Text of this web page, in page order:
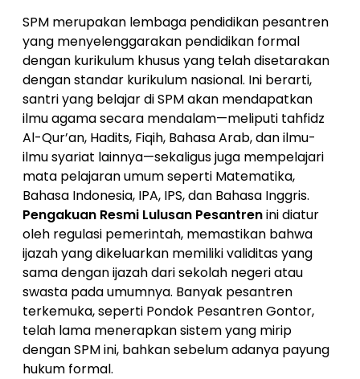
SPM merupakan lembaga pendidikan pesantren
yang menyelenggarakan pendidikan formal
dengan kurikulum khusus yang telah disetarakan
dengan standar kurikulum nasional. Ini berarti,
santri yang belajar di SPM akan mendapatkan
ilmu agama secara mendalam—meliputi tahfidz
Al-Qur’an, Hadits, Fiqih, Bahasa Arab, dan ilmu-
ilmu syariat lainnya—sekaligus juga mempelajari
mata pelajaran umum seperti Matematika,
Bahasa Indonesia, IPA, IPS, dan Bahasa Inggris.
Pengakuan Resmi Lulusan Pesantrenini diatur
oleh regulasi pemerintah, memastikan bahwa
ijazah yang dikeluarkan memiliki validitas yang
sama dengan ijazah dari sekolah negeri atau
swasta pada umumnya. Banyak pesantren
terkemuka, seperti Pondok Pesantren Gontor,
telah lama menerapkan sistem yang mirip
dengan SPM ini, bahkan sebelum adanya payung
hukum formal.